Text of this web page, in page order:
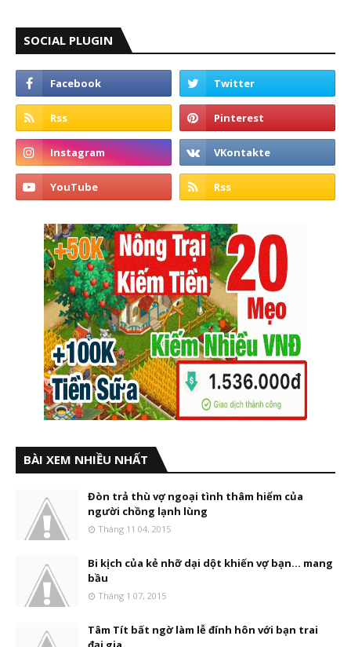
SOCIAL PLUGIN
BÀI XEM NHIỀU NHẤT
Đòn trả thù vợ ngoại tình thâm hiểm của
người chồng lạnh lùng
Tháng 11 04, 2015
Bi kịch của kẻ nhỡ dại dột khiến vợ bạn... mang
bầu
Tháng 1 07, 2015
Tâm Tít bất ngờ làm lễ đính hôn với bạn trai